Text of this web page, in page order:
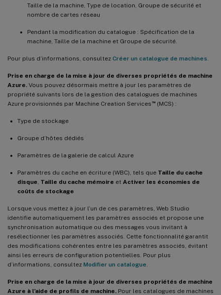
Taille de la machine, Type de location, Groupe de sécurité et
nombre de cartes réseau
Pendant la modification du catalogue : Spécification de la
machine, Taille de la machine et Groupe de sécurité.
Pour plus d’informations, consultez Créer un catalogue de machines
Prise en charge de la mise à jour de diverses propriétés de machine
Azure. Vous pouvez désormais mettre à jour les paramètres de
propriété suivants lors de la gestion des catalogues de machines
Azure provisionnés par Machine Creation Services ™(MCS) :
Type de stockage
Groupe d’hôtes dédiés
Paramètres de la galerie de calcul Azure
Paramètres du cache en écriture (WBC), tels que Taille du cache
disque Taille du cache mémoire et Activer les économies de
coûts de stockage
Lorsque vous mettez à jour l’un de ces paramètres, Web Studio
identifie automatiquement les paramètres associés et propose une
synchronisation automatique ou des messages vous invitant à
resélectionner les paramètres associés. Cette fonctionnalité garantit
des modifications cohérentes entre les paramètres associés, évitant
ainsi les erreurs de configuration potentielles. Pour plus
d’informations, consultez Modifier un catalogue
Prise en charge de la mise à jour de diverses propriétés de machine
Azure à l’aide de profils de machine. Pour les catalogues de machines